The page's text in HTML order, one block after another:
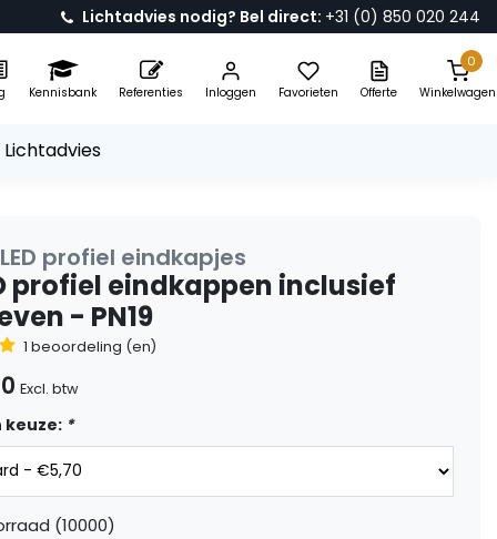
Lichtadvies nodig? Bel direct: +31 (0) 850 020 244
Kennisbank Referenties Inloggen Favorieten Offerte
0
Winkelwagen
profiel eindkapjes
profiel eindkappen inclusief
- PN19
1 beoordeling (en)
Excl. btw
keuze: *
(10000)